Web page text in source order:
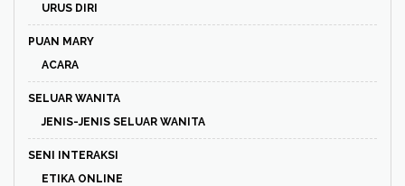
URUS DIRI
PUAN MARY
ACARA
SELUAR WANITA
JENIS-JENIS SELUAR WANITA
SENI INTERAKSI
ETIKA ONLINE